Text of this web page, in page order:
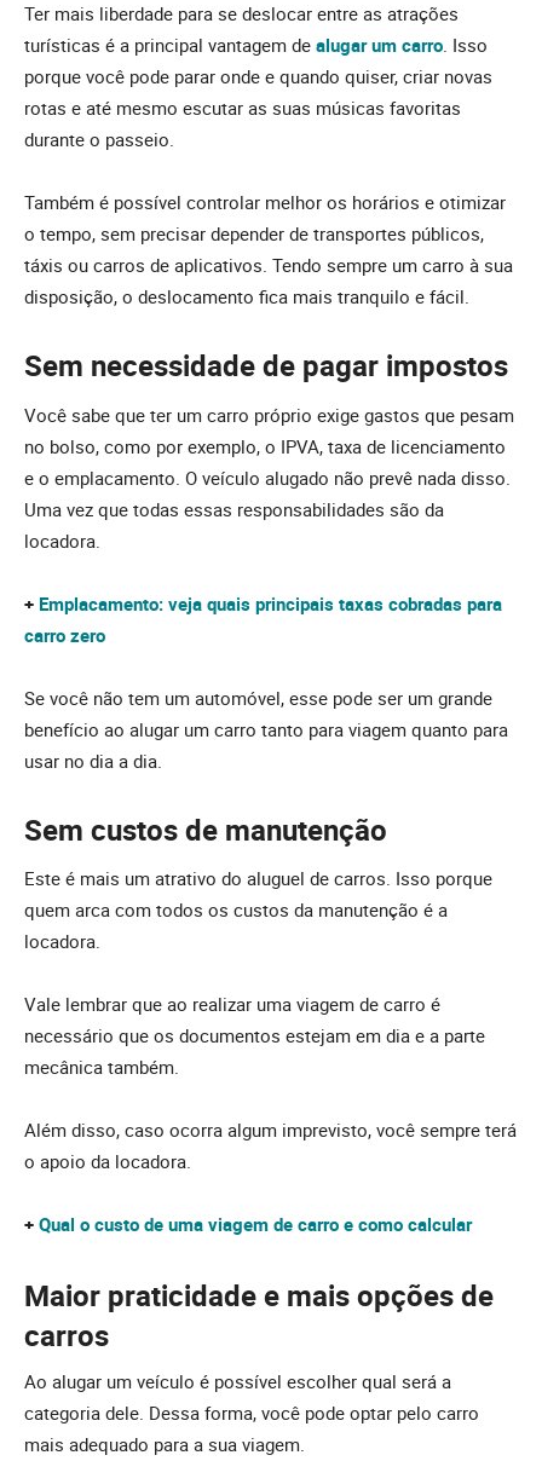
Ter mais liberdade para se deslocar entre as atrações
turísticas é a principal vantagem de alugar um carro. Isso
porque você pode parar onde e quando quiser, criar novas
rotas e até mesmo escutar as suas músicas favoritas
durante o passeio.
Também é possível controlar melhor os horários e otimizar
o tempo, sem precisar depender de transportes públicos,
táxis ou carros de aplicativos. Tendo sempre um carro à sua
disposição, o deslocamento fica mais tranquilo e fácil.
Sem necessidade de pagar impostos
Você sabe que ter um carro próprio exige gastos que pesam
no bolso, como por exemplo, o IPVA, taxa de licenciamento
e o emplacamento. O veículo alugado não prevê nada disso.
Uma vez que todas essas responsabilidades são da
locadora.
+ Emplacamento: veja quais principais taxas cobradas para
carro zero
Se você não tem um automóvel, esse pode ser um grande
benefício ao alugar um carro tanto para viagem quanto para
usar no dia a dia.
Sem custos de manutenção
Este é mais um atrativo do aluguel de carros. Isso porque
quem arca com todos os custos da manutenção é a
locadora.
Vale lembrar que ao realizar uma viagem de carro é
necessário que os documentos estejam em dia e a parte
mecânica também.
Além disso, caso ocorra algum imprevisto, você sempre terá
o apoio da locadora.
+ Qual o custo de uma viagem de carro e como calcular
Maior praticidade e mais opções de
carros
Ao alugar um veículo é possível escolher qual será a
categoria dele. Dessa forma, você pode optar pelo carro
mais adequado para a sua viagem.